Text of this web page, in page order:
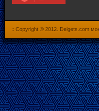
: Copyright © 2012. Delgets.com